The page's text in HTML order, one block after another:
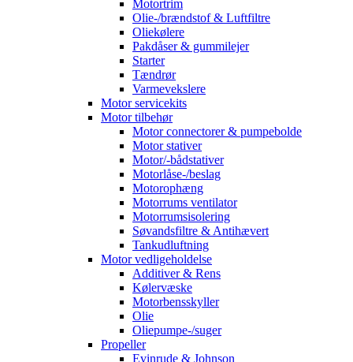
Motortrim
Olie-/brændstof & Luftfiltre
Oliekølere
Pakdåser & gummilejer
Starter
Tændrør
Varmevekslere
Motor servicekits
Motor tilbehør
Motor connectorer & pumpebolde
Motor stativer
Motor/-bådstativer
Motorlåse-/beslag
Motorophæng
Motorrums ventilator
Motorrumsisolering
Søvandsfiltre & Antihævert
Tankudluftning
Motor vedligeholdelse
Additiver & Rens
Kølervæske
Motorbensskyller
Olie
Oliepumpe-/suger
Propeller
Evinrude & Johnson